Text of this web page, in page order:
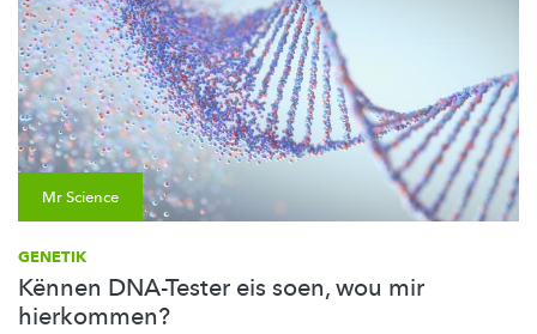
Mr Science
GENETIK
Kënnen DNA-Tester eis soen, wou mir
hierkommen?